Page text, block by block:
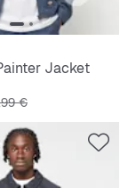
Jacket
Prijs
€